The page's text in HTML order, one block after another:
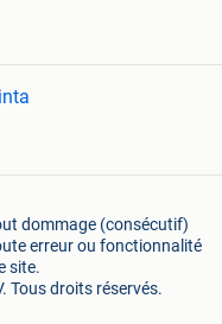
dommage (consécutif)
erreur ou fonctionnalité
site.
Tous droits réservés.